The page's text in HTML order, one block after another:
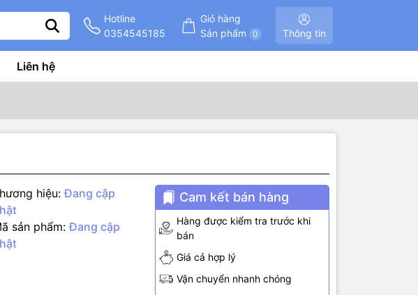
Hotline
0354545185
Giỏ hàng
Sản phẩm
0 Thông tin
Liên hệ
hiệu: Đang cập
sản phẩm: Đang cập
Cam kết bán hàng
Hàng được kiểm tra trước khi
bán
Giá cả hợp lý
Vận chuyển nhanh chóng
Serial server devices…